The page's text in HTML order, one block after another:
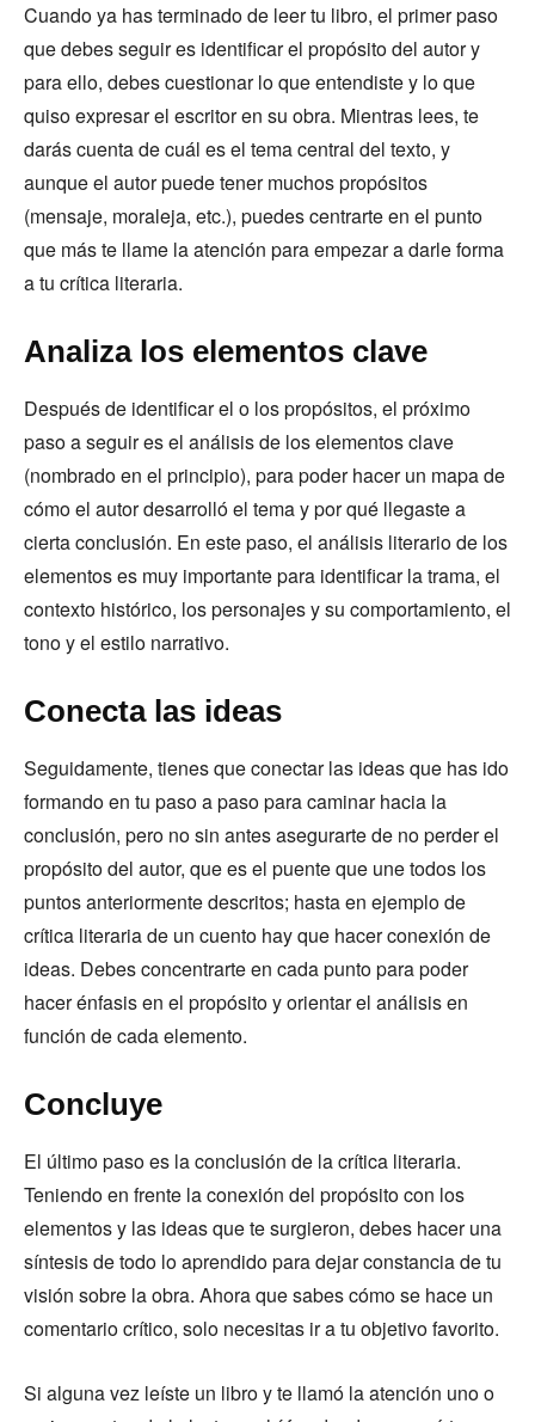
Cuando ya has terminado de leer tu libro, el primer paso
que debes seguir es identificar el propósito del autor y
para ello, debes cuestionar lo que entendiste y lo que
quiso expresar el escritor en su obra. Mientras lees, te
darás cuenta de cuál es el tema central del texto, y
aunque el autor puede tener muchos propósitos
(mensaje, moraleja, etc.), puedes centrarte en el punto
que más te llame la atención para empezar a darle forma
a tu crítica literaria.
Analiza los elementos clave
Después de identificar el o los propósitos, el próximo
paso a seguir es el análisis de los elementos clave
(nombrado en el principio), para poder hacer un mapa de
cómo el autor desarrolló el tema y por qué llegaste a
cierta conclusión. En este paso, el análisis literario de los
elementos es muy importante para identificar la trama, el
contexto histórico, los personajes y su comportamiento, el
tono y el estilo narrativo.
Conecta las ideas
Seguidamente, tienes que conectar las ideas que has ido
formando en tu paso a paso para caminar hacia la
conclusión, pero no sin antes asegurarte de no perder el
propósito del autor, que es el puente que une todos los
puntos anteriormente descritos; hasta en ejemplo de
crítica literaria de un cuento hay que hacer conexión de
ideas. Debes concentrarte en cada punto para poder
hacer énfasis en el propósito y orientar el análisis en
función de cada elemento.
Concluye
El último paso es la conclusión de la crítica literaria.
Teniendo en frente la conexión del propósito con los
elementos y las ideas que te surgieron, debes hacer una
síntesis de todo lo aprendido para dejar constancia de tu
visión sobre la obra. Ahora que sabes cómo se hace un
comentario crítico, solo necesitas ir a tu objetivo favorito.
Si alguna vez leíste un libro y te llamó la atención uno o